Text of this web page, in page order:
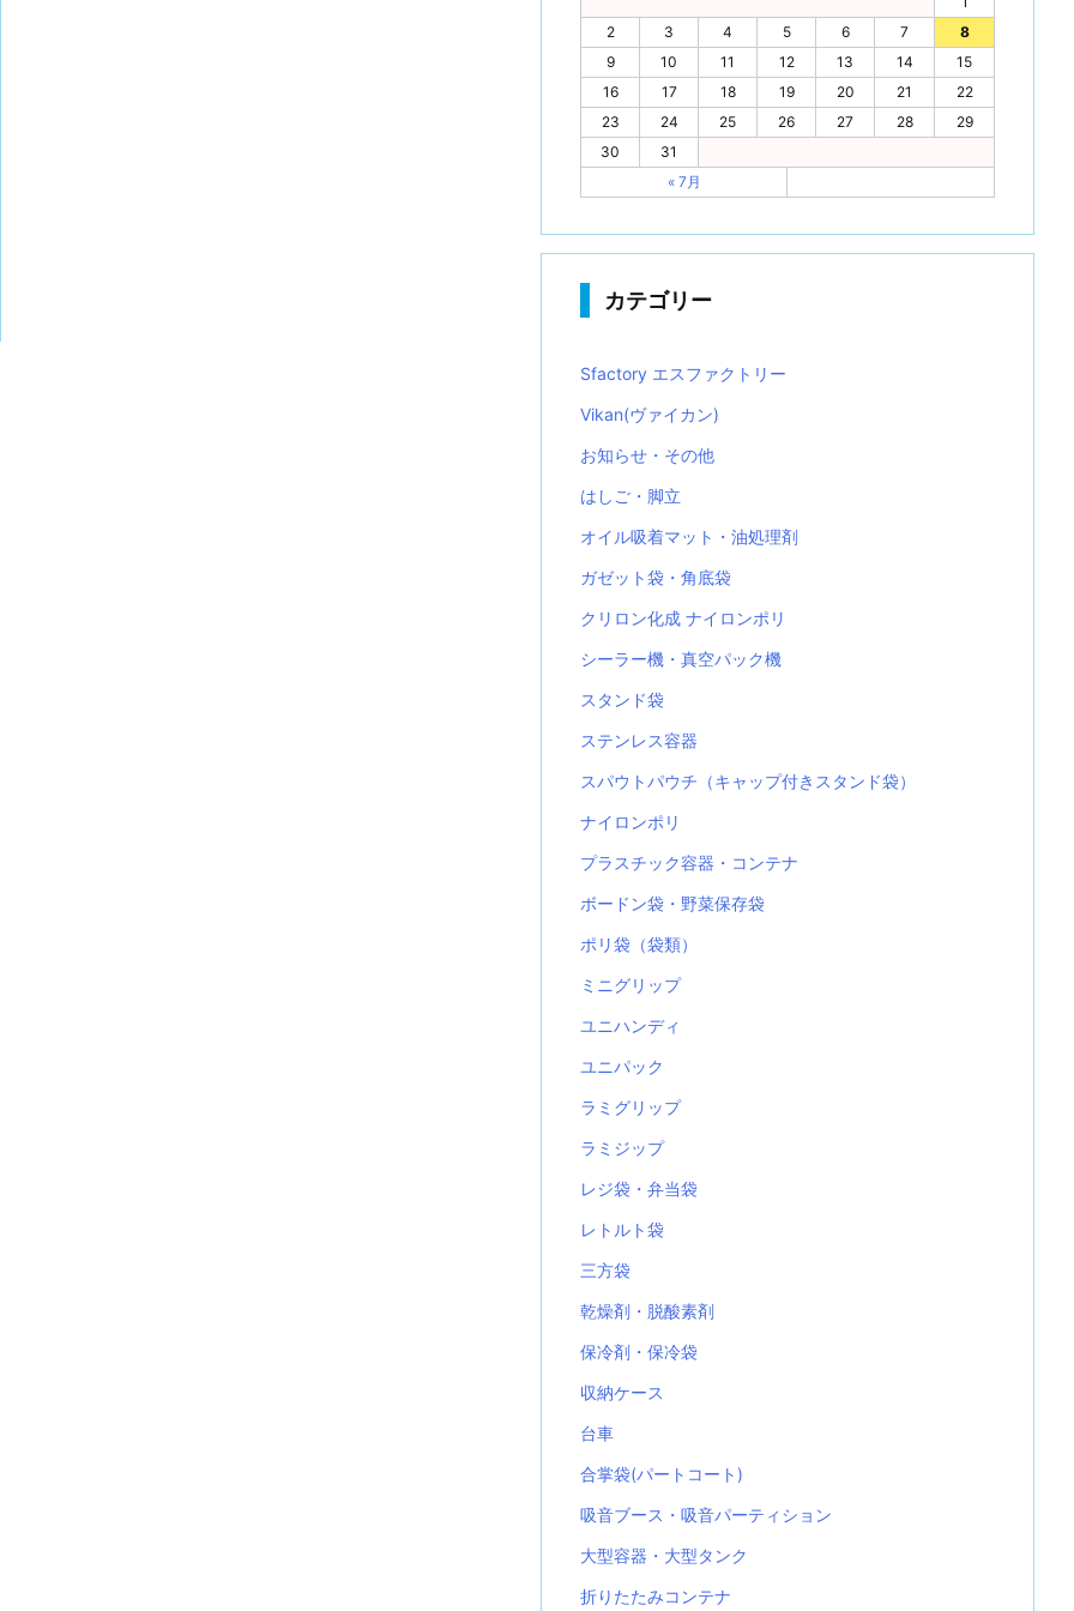
2
3 4 5 6 7
8
9
10 11 12 13 14
15
16
17 18 19 20 21
22
23
24 25 26 27 28
29
30
31
« 7月
カテゴリー
Sfactory エスファクトリー
Vikan(ヴァイカン)
お知らせ・その他
はしご・脚立
オイル吸着マット・油処理剤
ガゼット袋・角底袋
クリロン化成 ナイロンポリ
シーラー機・真空パック機
スタンド袋
ステンレス容器
スパウトパウチ（キャップ付きスタンド袋）
ナイロンポリ
プラスチック容器・コンテナ
ボードン袋・野菜保存袋
ポリ袋（袋類）
ミニグリップ
ユニハンディ
ユニパック
ラミグリップ
ラミジップ
レジ袋・弁当袋
レトルト袋
三方袋
乾燥剤・脱酸素剤
保冷剤・保冷袋
収納ケース
台車
合掌袋(パートコート)
吸音ブース・吸音パーティション
大型容器・大型タンク
折りたたみコンテナ